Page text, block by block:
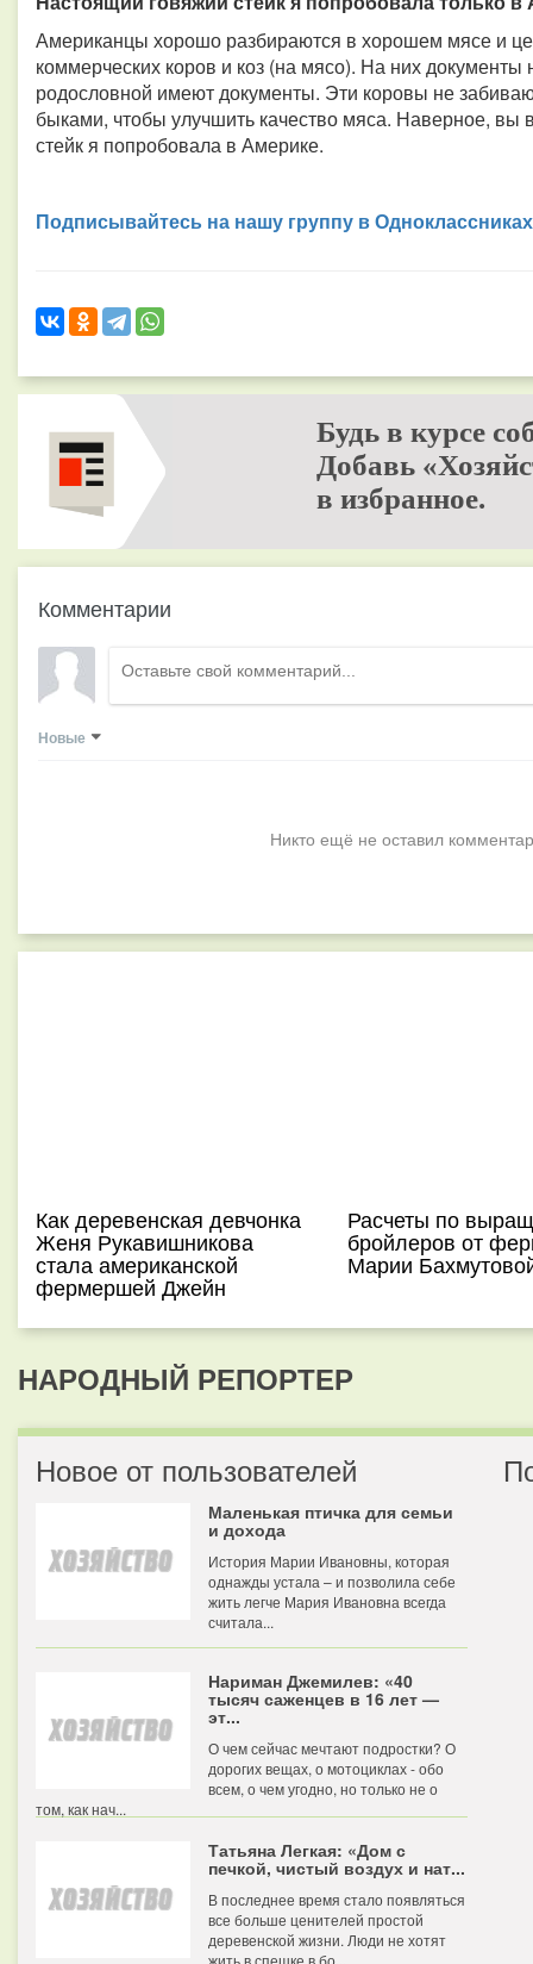
Американцы хорошо разбираются в хорошем мясе и
коммерческих коров и коз (на мясо). На них
родословной имеют документы. Эти коровы не
быками, чтобы улучшить качество мяса. Наверное, вы
стейк я попробовала в Америке.
Подписывайтесь на нашу группу в Одноклассниках
Будь в курсе
Добавь
в избранное.
Комментарии
Новые
Никто ещё не оставил
Как деревенская девчонка
Женя Рукавишникова
стала американской
фермершей Джейн
Расчеты по
бройлеров от
Марии
НАРОДНЫЙ РЕПОРТЕР
Новое от пользователей
Маленькая птичка для семьи
и дохода
История Марии Ивановны, которая
однажды устала – и позволила себе
жить легче Мария Ивановна всегда
считала...
Нариман Джемилев: «40
тысяч саженцев в 16 лет —
эт...
О чем сейчас мечтают подростки? О
дорогих вещах, о мотоциклах - обо
всем, о чем угодно, но только не о
том, как нач...
Татьяна Легкая: «Дом с
печкой, чистый воздух и нат...
В последнее время стало появляться
все больше ценителей простой
деревенской жизни. Люди не хотят
жить в спешке в бо...